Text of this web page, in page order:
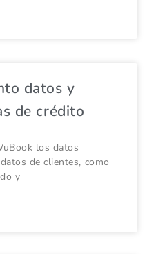
datos y
de crédito
los datos
de clientes, como
y